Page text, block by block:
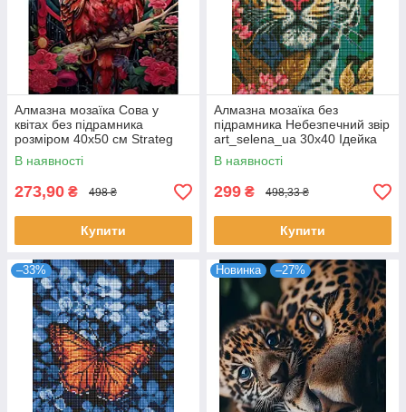
Алмазна мозаїка Сова у
квітах без підрамника
розміром 40х50 см Strateg
(JSFH85881)
В наявності
273,90 ₴ 498 ₴
Купити
Алмазна мозаїка без
підрамника Небезпечний звір
art_selena_ua 30х40 Ідейка
(AMC7798)
В наявності
299 ₴ 498,33 ₴
Купити
–33% Новинка –27%